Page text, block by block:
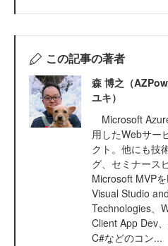
この記事の著者
森 博之（
ユキ）
Microsoft
用したWebサー
クト。他にも技
グ、セミナース
Microsoft MVP
Visual Studio
Technologies、
Client App Dev
C#などのコン...